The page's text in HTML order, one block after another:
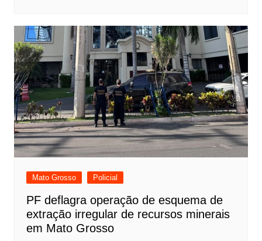
Mato Grosso Policial
PF deflagra operação de esquema de
extração irregular de recursos minerais
em Mato Grosso